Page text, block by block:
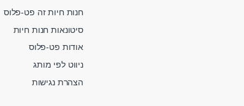
חנות חיות זה פט-פלוס
סיטונאות חנות חיות
אודות פט-פלוס
ניווט לפי מותג
הצהרת נגישות